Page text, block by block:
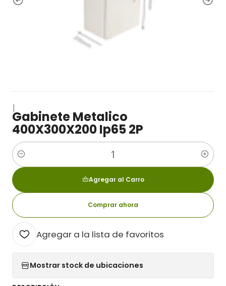
|
Gabinete Metalico
400X300X200 Ip65 2P
Cantidad
Agregar al Carro
Comprar ahora
Agregar a la lista de favoritos
Mostrar stock de ubicaciones